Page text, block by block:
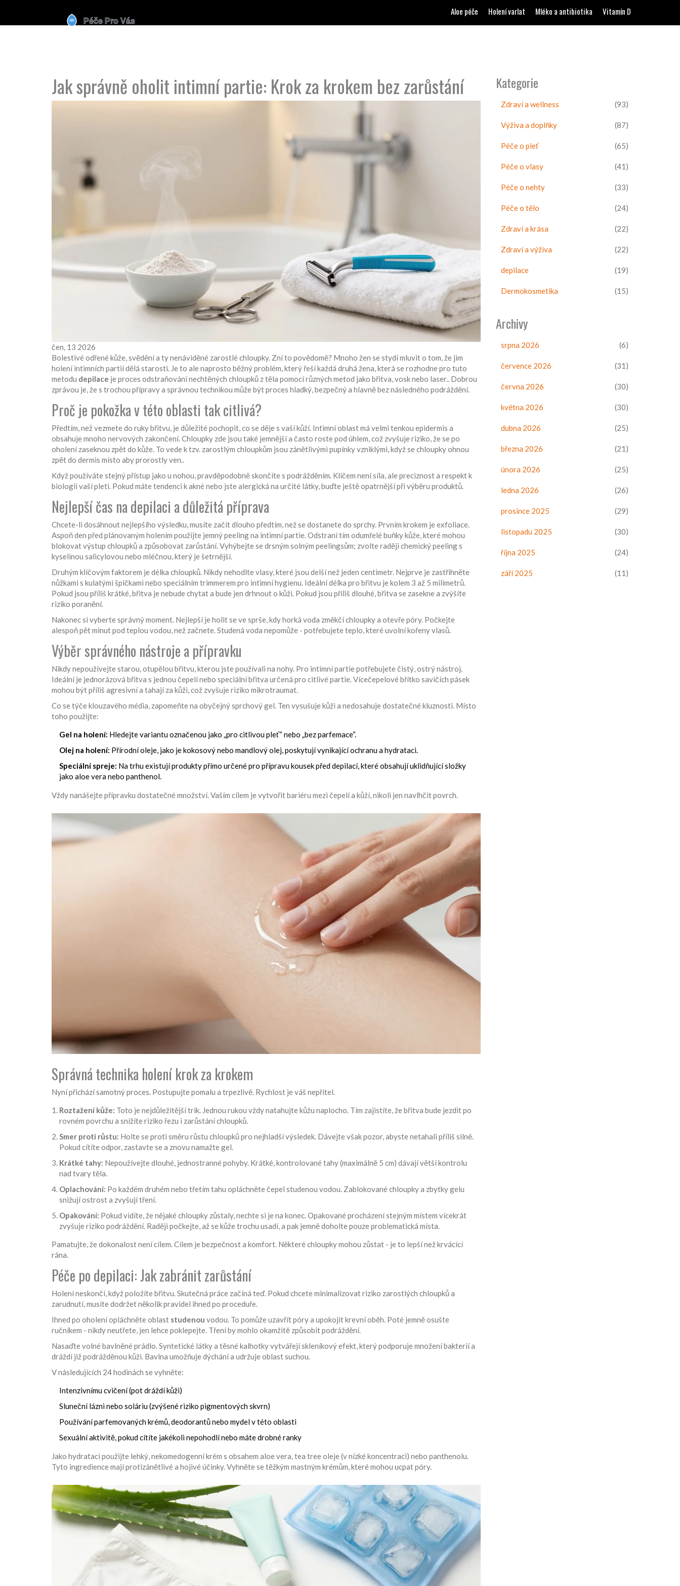
Aloe péče Holení varlat Mléko a antibiotika Vitamín D
Jak správně oholit intimní partie: Krok za krokem bez zarůstání
čen, 13 2026
Bolestivé odřené kůže, svědění a ty nenáviděné zarostlé chloupky. Zní to povědomě? Mnoho žen se stydí mluvit o tom, že jim
holení intimních partií dělá starosti. Je to ale naprosto běžný problém, který řeší každá druhá žena, která se rozhodne pro tuto
metodu depilace jeproces odstraňování nechtěných chloupků z těla pomocí různých metod jako břitva, vosk nebo laser.. Dobrou
zprávou je, že s trochou přípravy a správnou technikou může být proces hladký, bezpečný a hlavně bez následného podráždění.
Proč je pokožka v této oblasti tak citlivá?
Předtím, než vezmete do ruky břitvu, je důležité pochopit, co se děje s vaší kůží. Intimní oblast má velmi tenkou epidermis a
obsahuje mnoho nervových zakončení. Chloupky zde jsou také jemnější a často roste pod úhlem, což zvyšuje riziko, že se po
oholení zaseknou zpět do kůže. To vede k tzv. zarostlým chloupkům jsou zánětlivými pupínky vzniklými, když se chloupky ohnou
zpět do dermis místo aby prorostly ven..
Když používáte stejný přístup jako u nohou, pravděpodobně skončíte s podrážděním. Klíčem není síla, ale preciznost a respekt k
biologii vaší pleti. Pokud máte tendenci k akné nebo jste alergická na určité látky, buďte ještě opatrnější při výběru produktů.
Nejlepší čas na depilaci a důležitá příprava
Chcete-li dosáhnout nejlepšího výsledku, musíte začít dlouho předtím, než se dostanete do sprchy. Prvním krokem je exfoliace.
Aspoň den před plánovaným holením použijte jemný peeling na intimní partie. Odstraní tím odumřelé buňky kůže, které mohou
blokovat výstup chloupků a způsobovat zarůstání. Vyhýbejte se drsným solným peelingsům; zvolte raději chemický peeling s
kyselinou salicylovou nebo mléčnou, který je šetrnější.
Druhým klíčovým faktorem je délka chloupků. Nikdy nehodlte vlasy, které jsou delší než jeden centimetr. Nejprve je zastřihněte
nůžkami s kulatými špičkami nebo speciálním trimmerem pro intimní hygienu. Ideální délka pro břitvu je kolem 3 až 5 milimetrů.
Pokud jsou příliš krátké, břitva je nebude chytat a bude jen drhnout o kůži. Pokud jsou příliš dlouhé, břitva se zasekne a zvýšíte
riziko poranění.
Nakonec si vyberte správný moment. Nejlepší je holit se ve sprše, kdy horká voda změkčí chloupky a otevře póry. Počkejte
alespoň pět minut pod teplou vodou, než začnete. Studená voda nepomůže - potřebujete teplo, které uvolní kořeny vlasů.
Výběr správného nástroje a přípravku
Nikdy nepoužívejte starou, otupělou břitvu, kterou jste používali na nohy. Pro intimní partie potřebujete čistý, ostrý nástroj.
Ideální je jednorázová břitva s jednou čepelí nebo speciální břitva určená pro citlivé partie. Vícečepelové břítko savičích pásek
mohou být příliš agresivní a tahají za kůži, což zvyšuje riziko mikrotraumat.
Co se týče klouzavého média, zapomeňte na obyčejný sprchový gel. Ten vysušuje kůži a nedosahuje dostatečné kluznosti. Místo
toho použijte:
Gel na holení: Hledejte variantu označenou jako „pro citlivou pleť“ nebo „bez parfemace“.
Olej na holení: Přírodní oleje, jako je kokosový nebo mandlový olej, poskytují vynikající ochranu a hydrataci.
Speciální spreje: Na trhu existují produkty přímo určené pro přípravu kousek před depilací, které obsahují uklidňující složky
jako aloe vera nebo panthenol.
Vždy nanášejte přípravku dostatečné množství. Vaším cílem je vytvořit bariéru mezi čepelí a kůží, nikoli jen navlhčit povrch.
Správná technika holení krok za krokem
Nyní přichází samotný proces. Postupujte pomalu a trpezlivě. Rychlost je váš nepřítel.
Roztažení kůže: Toto je nejdůležitější trik. Jednou rukou vždy natahujte kůžu naplocho. Tím zajistíte, že břitva bude jezdit po
rovném povrchu a snížíte riziko řezu i zarůstání chloupků.
Smer proti růstu: Holte se proti směru růstu chloupků pro nejhladší výsledek. Dávejte však pozor, abyste netahali příliš silně.
Pokud cítíte odpor, zastavte se a znovu namažte gel.
Krátké tahy: Nepoužívejte dlouhé, jednostranné pohyby. Krátké, kontrolované tahy (maximálně 5 cm) dávají větší kontrolu
nad tvary těla.
Oplachování: Po každém druhém nebo třetím tahu opláchněte čepel studenou vodou. Zablokované chloupky a zbytky gelu
snižují ostrost a zvyšují tření.
Opakování: Pokud vidíte, že nějaké chloupky zůstaly, nechte si je na konec. Opakované procházení stejným místem vícekrát
zvyšuje riziko podráždění. Raději počkejte, až se kůže trochu usadí, a pak jemně doholte pouze problematická místa.
Pamatujte, že dokonalost není cílem. Cílem je bezpečnost a komfort. Některé chloupky mohou zůstat - je to lepší než krvácící
rána.
Péče po depilaci: Jak zabránit zarůstání
Holení neskončí, když položíte břitvu. Skutečná práce začíná teď. Pokud chcete minimalizovat riziko zarostlých chloupků a
zarudnutí, musíte dodržet několik pravidel ihned po proceduře.
Ihned po oholení opláchněte oblast studenou vodou. To pomůže uzavřít póry a upokojit krevní oběh. Poté jemně osušte
ručníkem - nikdy neutřete, jen lehce poklepejte. Tření by mohlo okamžitě způsobit podráždění.
Nasaďte volné bavlněné prádlo. Syntetické látky a těsné kalhotky vytvářejí skleníkový efekt, který podporuje množení bakterií a
dráždí již podrážděnou kůži. Bavlna umožňuje dýchání a udržuje oblast suchou.
V následujících 24 hodinách se vyhněte:
Intenzivnímu cvičení (pot dráždí kůži)
Sluneční lázni nebo soláriu (zvýšené riziko pigmentových skvrn)
Používání parfemovaných krémů, deodorantů nebo mydel v této oblasti
Sexuální aktivitě, pokud cítíte jakékoli nepohodlí nebo máte drobné ranky
Jako hydrataci použijte lehký, nekomedogenní krém s obsahem aloe vera, tea tree oleje (v nízké koncentraci) nebo panthenolu.
Tyto ingredience mají protizánětlivé a hojivé účinky. Vyhněte se těžkým mastným krémům, které mohou ucpat póry.
Kategorie
Zdraví a wellness (93)
Výživa a doplňky (87)
Péče o pleť (65)
Péče o vlasy (41)
Péče o nehty (33)
Péče o tělo (24)
Zdraví a krása (22)
Zdraví a výživa (22)
depilace (19)
Dermokosmetika (15)
Archivy
srpna 2026 (6)
července 2026 (31)
června 2026 (30)
května 2026 (30)
dubna 2026 (25)
března 2026 (21)
února 2026 (25)
ledna 2026 (26)
prosince 2025 (29)
listopadu 2025 (30)
října 2025 (24)
září 2025 (11)